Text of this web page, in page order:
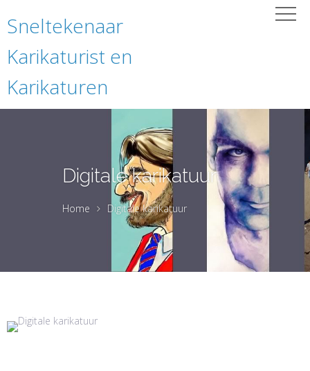
Sneltekenaar
Karikaturist en
Karikaturen
Digitale karikatuur
Home Digitale karikatuur